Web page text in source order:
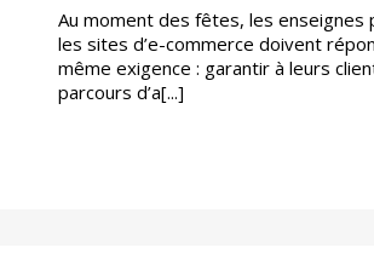
Au moment des fêtes, les enseignes
les sites d’e-commerce doivent
même exigence : garantir à leurs
parcours d’a[...]